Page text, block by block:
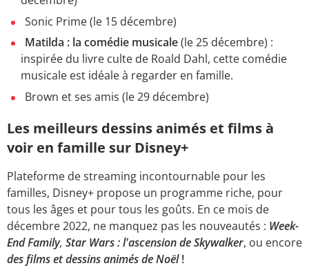
Sonic Prime (le 15 décembre)
Matilda : la comédie musicale(le 25 décembre) :
inspirée du livre culte de Roald Dahl, cette comédie
musicale est idéale à regarder en famille.
Brown et ses amis (le 29 décembre)
Les meilleurs dessins animés et films à
voir en famille sur Disney+
Plateforme de streaming incontournable pour les
familles, Disney+ propose un programme riche, pour
tous les âges et pour tous les goûts. En ce mois de
décembre 2022, ne manquez pas les nouveautés : Week-
End Family, Star Wars : l'ascension de Skywalker, ou encore
des films et dessins animés de Noël!